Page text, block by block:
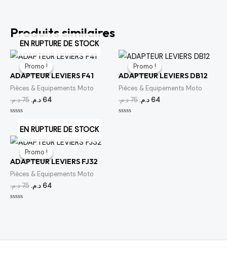
Produits similaires
Promo !
EN RUPTURE DE STOCK
Promo !
ADAPTEUR LEVIERS F41
Pièces & Equipements Moto
75د.م.
Le
initial
était :
75 د.م..
64 د.م.
Le
actuel
est :
64 د.م..
5
Promo !
Promo !
ADAPTEUR LEVIERS DB12
Pièces & Equipements Moto
75د.م.
Le
initial
était :
75 د.م..
64 د.م.
Le
actuel
est :
64 د.م..
Promo !
EN RUPTURE DE STOCK
Promo !
ADAPTEUR LEVIERS FJ32
Pièces & Equipements Moto
75د.م.
Le
initial
était :
75 د.م..
64 د.م.
Le
actuel
est :
64 د.م..